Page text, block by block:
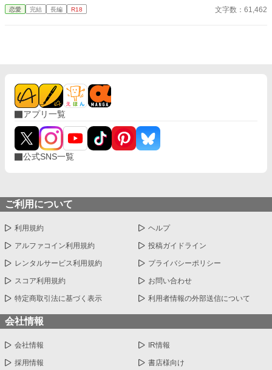
とかにもある お気に入りをしてくれると喜ぶ。 感想を貰ったら踊
り狂って喜ぶ。 してくれたら次の投稿が早くなるかも、しれな
恋愛 完結 長編 R18 文字数：61,462
アプリ一覧
公式SNS一覧
ご利用について
利用規約 ヘルプ
アルファコイン利用規約 投稿ガイドライン
レンタルサービス利用規約 プライバシーポリシー
スコア利用規約 お問い合わせ
特定商取引法に基づく表示 利用者情報の外部送信について
会社情報
会社情報 IR情報
採用情報 書店様向け